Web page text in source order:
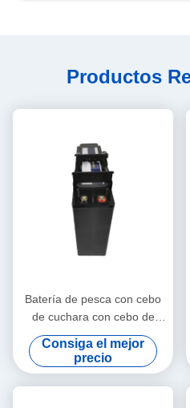
Productos
Batería de pesca con cebo
de cuchara con cebo de
cuchara 24V 40Ah
Powerwall del motor del litio
de Bely para el sistema de
repuesto
Consiga el mejor
precio